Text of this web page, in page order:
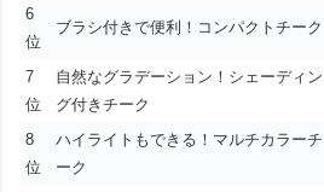
6
位
ブラシ付きで便利！コンパクトチーク
7
位
自然なグラデーション！シェーディン
グ付きチーク
8
位
ハイライトもできる！マルチカラーチ
ーク